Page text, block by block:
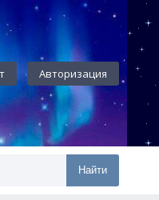
Авторизация
Найти